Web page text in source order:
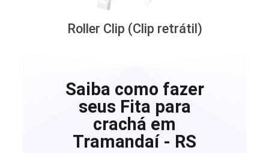
Roller Clip (Clip retrátil)
Saiba como fazer
seus Fita para
crachá em
Tramandaí - RS